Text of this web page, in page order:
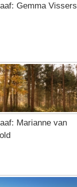
Gemma Vissers
Marianne van